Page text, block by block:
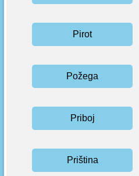
Pirot
Požega
Priboj
Priština